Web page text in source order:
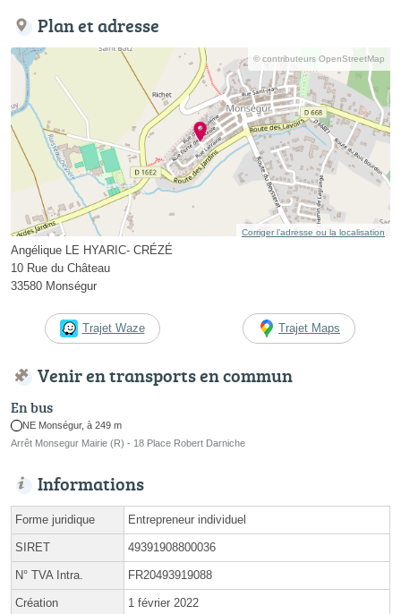
Plan et adresse
© contributeurs OpenStreetMap
Corriger l’adresse ou la localisation
Angélique LE HYARIC- CRÉZÉ
10 Rue du Château
33580 Monségur
Trajet Waze Trajet Maps
Venir en transports en commun
En bus
NE Monségur, à 249 m
Arrêt Monsegur Mairie (R) - 18 Place Robert Darniche
Informations
Forme juridique Entrepreneur individuel
SIRET 49391908800036
N° TVA Intra. FR20493919088
Création 1 février 2022